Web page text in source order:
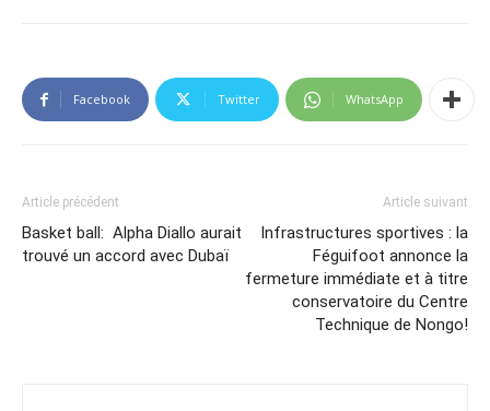
Facebook Twitter WhatsApp
Article précédent
Basket ball: Alpha Diallo aurait
trouvé un accord avec Dubaï
Article suivant
Infrastructures sportives : la
Féguifoot annonce la
fermeture immédiate et à titre
conservatoire du Centre
Technique de Nongo!